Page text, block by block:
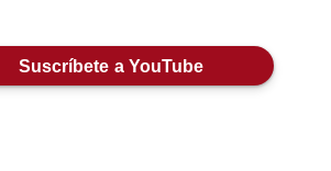
Suscríbete a YouTube